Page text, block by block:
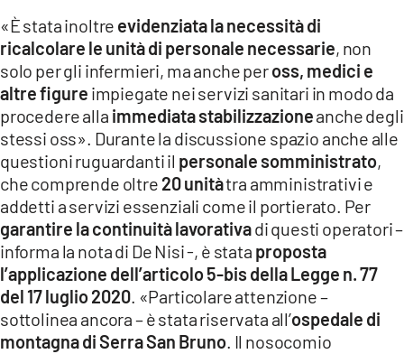
«È stata inoltre evidenziata la necessità di
ricalcolare le unità di personale necessarie, non
solo per gli infermieri, ma anche peross, medici e
altre figure impiegate nei servizi sanitari in modo da
procedere alla immediata stabilizzazioneanche degli
stessi oss». Durante la discussione spazio anche alle
questioni ruguardanti il personale somministrato,
che comprende oltre 20 unitàtra amministrativi e
addetti a servizi essenziali come il portierato. Per
garantire la continuità lavorativadi questi operatori –
informa la nota di De Nisi -, è stata proposta
l’applicazione dell’articolo 5-bis della Legge n. 77
del 17 luglio 2020 . «Particolare attenzione –
sottolinea ancora – è stata riservata all’ospedale di
montagna di Serra San Bruno . Il nosocomio